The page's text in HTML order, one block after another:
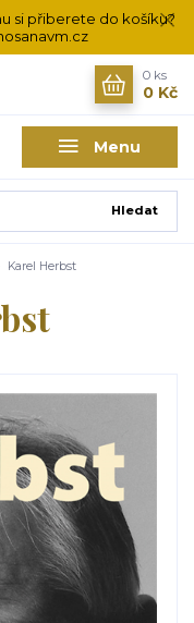
si přiberete do košíku?
Menu
Hledat
0 ks
0 Kč
Karel Herbst